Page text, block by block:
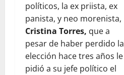
políticos, la ex priista, ex
panista, y neo morenista,
Cristina Torres, que a
pesar de haber perdido la
elección hace tres años le
pidió a su jefe político el